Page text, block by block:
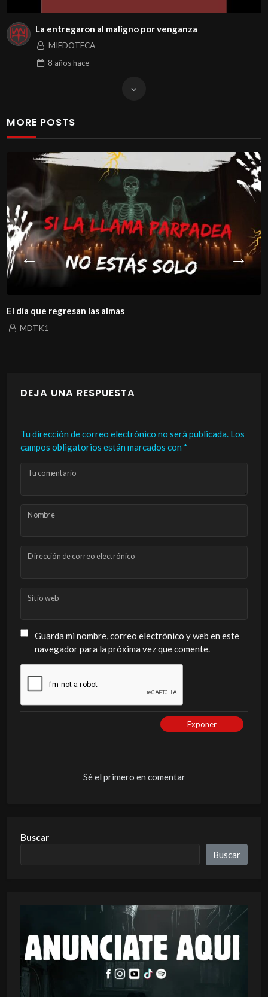
La entregaron al maligno por venganza
MIEDOTECA
8 añoshace
MORE POSTS
El día que regresan las almas
MDTK1
DEJA UNA RESPUESTA
Tu dirección de correo electrónico no será publicada. Los
campos obligatorios están marcados con *
Tu comentario
Nombre
Dirección de correo electrónico
Sitio web
Guarda mi nombre, correo electrónico y web en este
navegador para la próxima vez que comente.
Exponer
Sé el primero en comentar
Buscar
Buscar